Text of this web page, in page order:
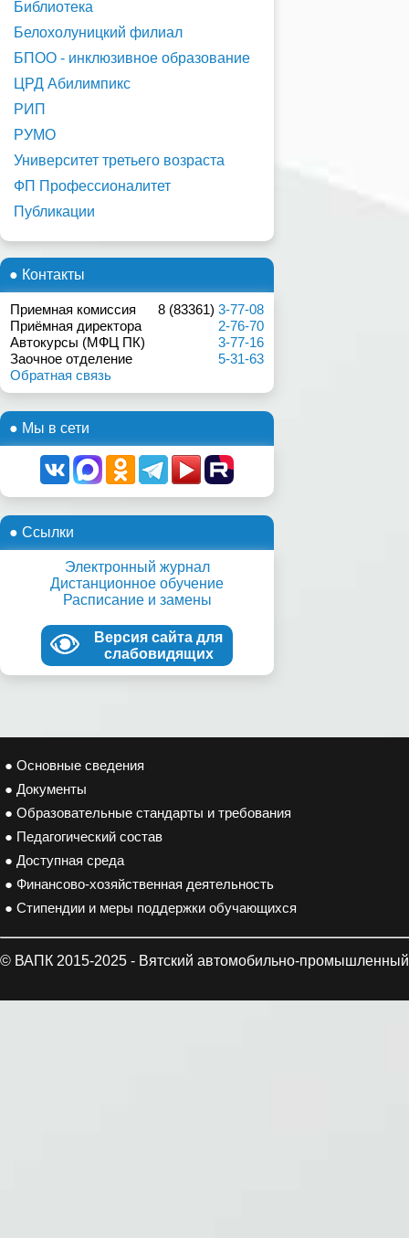
Библиотека
Белохолуницкий филиал
БПОО - инклюзивное образование
ЦРД Абилимпикс
РИП
РУМО
Университет третьего возраста
ФП Профессионалитет
Публикации
● Контакты
Приемная комиссия 8 (83361) 3-77-08
Приёмная директора
2-76-70
Автокурсы (МФЦ ПК)
3-77-16
Заочное отделение
5-31-63
Обратная связь
● Мы в сети
● Ссылки
Электронный журнал
Дистанционное обучение
Расписание и замены
Версия сайта для
слабовидящих
● Основные сведения
● Документы
● Образовательные стандарты и требования
● Педагогический состав
● Доступная среда
● Финансово-хозяйственная деятельность
● Стипендии и меры поддержки обучающихся
© ВАПК 2015-2025 - Вятский автомобильно-